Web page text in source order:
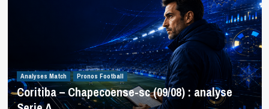
Analyses Match Pronos Football
Coritiba – Chapecoense-sc (09/08) : analyse